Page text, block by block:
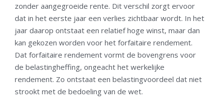
zonder aangegroeide rente. Dit verschil zorgt ervoor
dat in het eerste jaar een verlies zichtbaar wordt. In het
jaar daarop ontstaat een relatief hoge winst, maar dan
kan gekozen worden voor het forfaitaire rendement.
Dat forfaitaire rendement vormt de bovengrens voor
de belastingheffing, ongeacht het werkelijke
rendement. Zo ontstaat een belastingvoordeel dat niet
strookt met de bedoeling van de wet.